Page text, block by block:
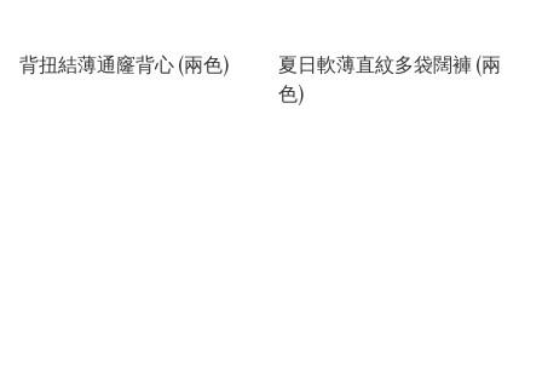
背扭結薄通窿背心 (兩色)
夏日軟薄直紋多袋闊褲 (兩
色)